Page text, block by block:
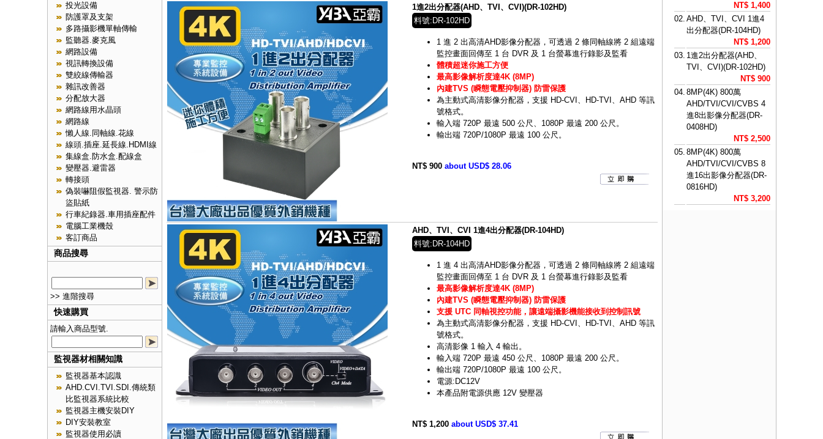
投光設備
防護罩及支架
多路攝影機單軸傳輸
監聽器.麥克風
網路設備
視訊轉換設備
雙絞線傳輸器
雜訊改善器
分配放大器
網路線用水晶頭
網路線
懶人線.同軸線.花線
線頭.插座.延長線.HDMI線
集線盒.防水盒.配線盒
變壓器.避雷器
轉接頭
偽裝嚇阻假監視器. 警示防
盜貼紙
行車紀錄器.車用插座配件
電腦工業機殼
客訂商品
商品搜尋
>> 進階搜尋
快速購買
請輸入商品型號.
監視器材相關知識
監視器基本認識
AHD.CVI.TVI.SDI.傳統類
比監視器系統比較
監視器主機安裝DIY
DIY安裝教室
監視器使用必讀
1進2出分配器(AHD、TVI、CVI)(DR-102HD)
料號:DR-102HD
1 進 2 出高清AHD影像分配器，可透過 2 條同軸線將 2 組遠端
監控畫面回傳至 1 台 DVR 及 1 台螢幕進行錄影及監看
體積超迷你施工方便
最高影像解析度達4K (8MP)
內建TVS (瞬態電壓抑制器) 防雷保護
為主動式高清影像分配器，支援 HD-CVI、HD-TVI、AHD 等訊
號格式。
輸入端 720P 最遠 500 公尺、1080P 最遠 200 公尺。
輸出端 720P/1080P 最遠 100 公尺。
NT$ 900 about USD$ 28.06
AHD、TVI、CVI 1進4出分配器(DR-104HD)
料號:DR-104HD
1 進 4 出高清AHD影像分配器，可透過 2 條同軸線將 2 組遠端
監控畫面回傳至 1 台 DVR 及 1 台螢幕進行錄影及監看
最高影像解析度達4K (8MP)
內建TVS (瞬態電壓抑制器) 防雷保護
支援 UTC 同軸視控功能，讓遠端攝影機能接收到控制訊號
為主動式高清影像分配器，支援 HD-CVI、HD-TVI、AHD 等訊
號格式。
高清影像 1 輸入 4 輸出。
輸入端 720P 最遠 450 公尺、1080P 最遠 200 公尺。
輸出端 720P/1080P 最遠 100 公尺。
電源:DC12V
本產品附電源供應 12V 變壓器
NT$ 1,200 about USD$ 37.41
NT$ 1,400
02. AHD、TVI、CVI 1進4
出分配器(DR-104HD)
NT$ 1,200
03. 1進2出分配器(AHD、
TVI、CVI)(DR-102HD)
NT$ 900
04. 8MP(4K) 800萬
AHD/TVI/CVI/CVBS 4
進8出影像分配器(DR-
0408HD)
NT$ 2,500
05. 8MP(4K) 800萬
AHD/TVI/CVI/CVBS 8
進16出影像分配器(DR-
0816HD)
NT$ 3,200